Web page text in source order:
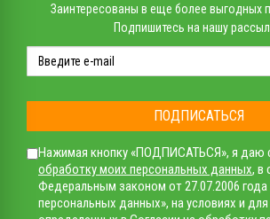
Заинтересованы в еще более выгодных
Подпишитесь на нашу
ПОДПИСАТЬСЯ
Нажимая кнопку «ПОДПИСАТЬСЯ», я даю
обработку моих персональных данных, в
Федеральным законом от 27.07.2006
персональных данных», на условиях и для